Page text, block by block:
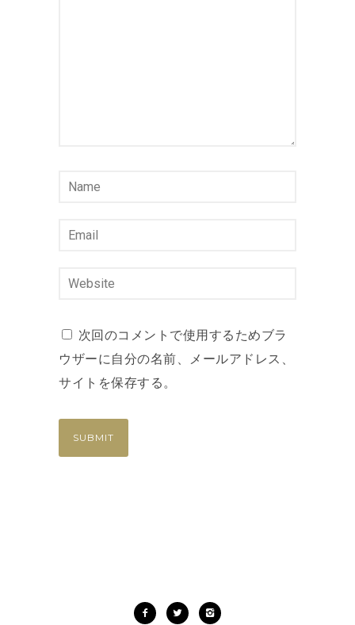
次回のコメントで使用するためブラ
ウザーに自分の名前、メールアドレス、
サイトを保存する。